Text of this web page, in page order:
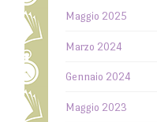
Maggio 2025
Marzo 2024
Gennaio 2024
Maggio 2023